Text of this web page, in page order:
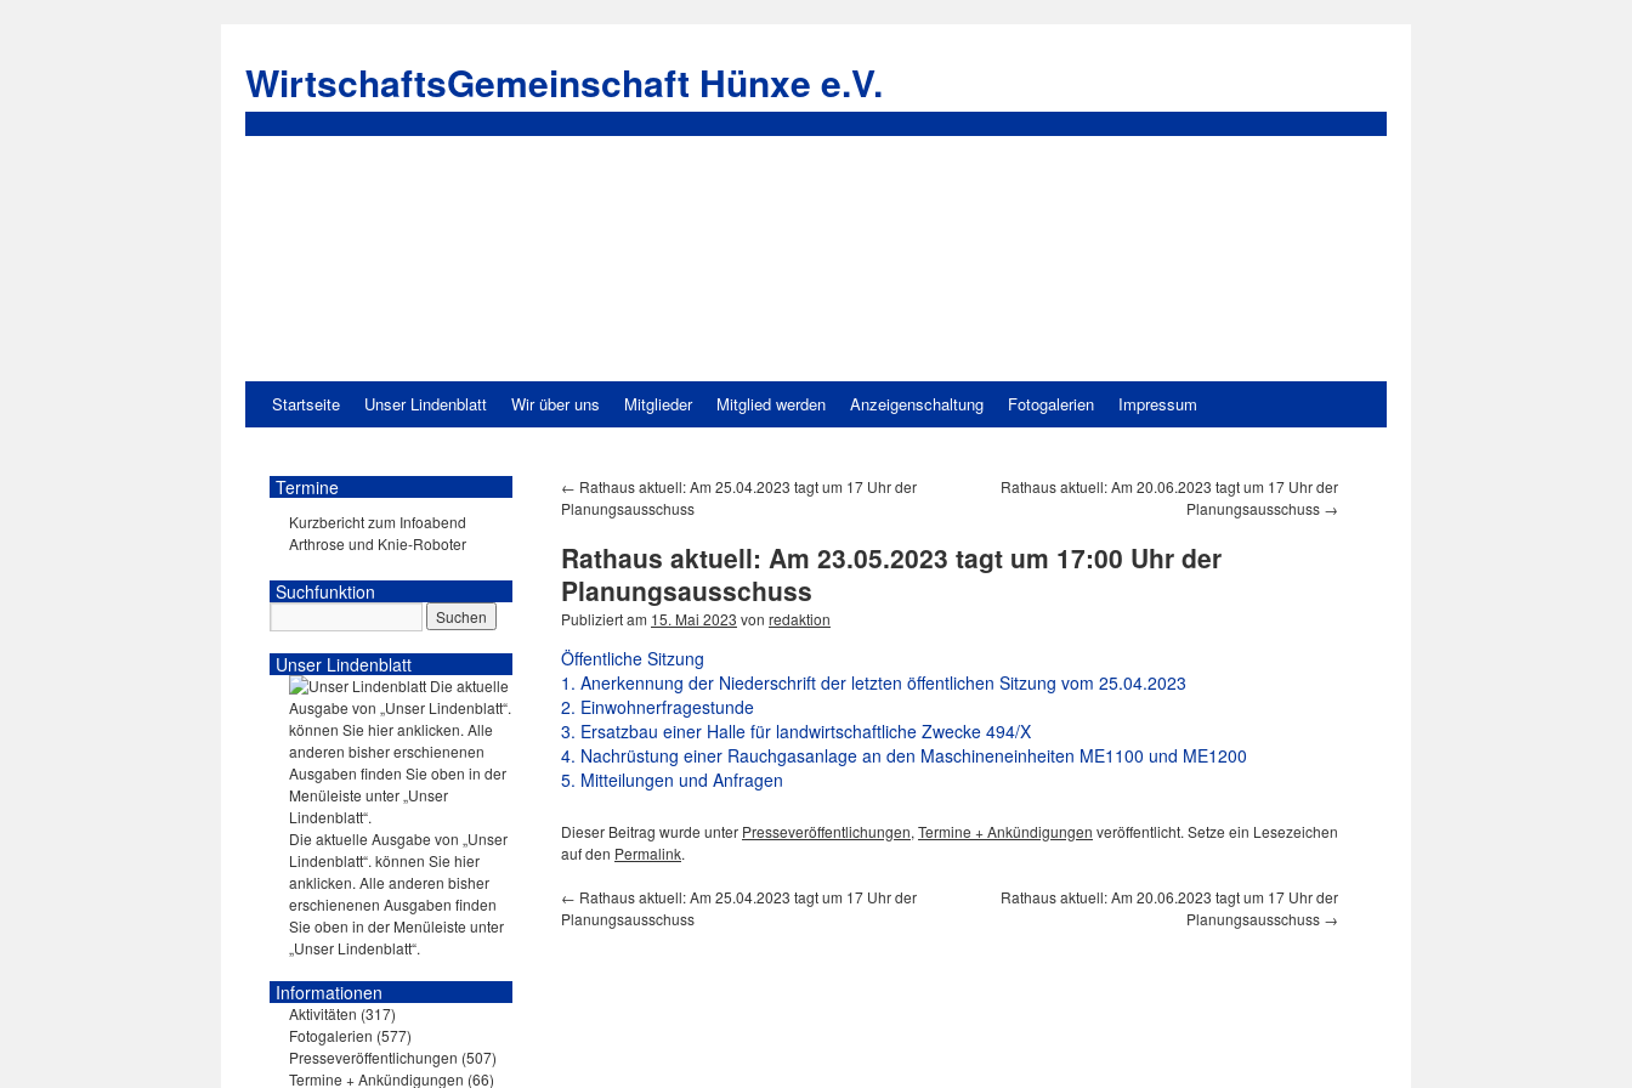
WirtschaftsGemeinschaft Hünxe e.V.
Startseite Unser Lindenblatt Wir über uns Mitglieder Mitglied werden Anzeigenschaltung Fotogalerien Impressum
← Rathaus aktuell: Am 25.04.2023 tagt um 17 Uhr der
Planungsausschuss
Rathaus aktuell: Am 20.06.2023 tagt um 17 Uhr der
Planungsausschuss →
Rathaus aktuell: Am 23.05.2023 tagt um 17:00 Uhr der
Planungsausschuss
Publiziert am 15. Mai 2023 von redaktion
Öffentliche Sitzung
1. Anerkennung der Niederschrift der letzten öffentlichen Sitzung vom 25.04.2023
2. Einwohnerfragestunde
3. Ersatzbau einer Halle für landwirtschaftliche Zwecke 494/X
4. Nachrüstung einer Rauchgasanlage an den Maschineneinheiten ME1100 und ME1200
5. Mitteilungen und Anfragen
Dieser Beitrag wurde unter Presseveröffentlichungen, Termine + Ankündigungen veröffentlicht. Setze ein Lesezeichen
auf den Permalink.
← Rathaus aktuell: Am 25.04.2023 tagt um 17 Uhr der
Planungsausschuss
Rathaus aktuell: Am 20.06.2023 tagt um 17 Uhr der
Planungsausschuss →
Termine
Kurzbericht zum Infoabend
Arthrose und Knie-Roboter
Suchfunktion
Unser Lindenblatt
Die aktuelle Ausgabe von „Unser
Lindenblatt“. können Sie hier
anklicken. Alle anderen bisher
erschienenen Ausgaben finden
Sie oben in der Menüleiste unter
„Unser Lindenblatt“.
Informationen
Aktivitäten (317)
Fotogalerien (577)
Presseveröffentlichungen (507)
Termine + Ankündigungen (66)